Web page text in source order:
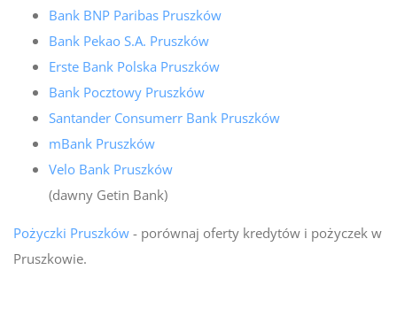
Bank BNP Paribas Pruszków
Bank Pekao S.A. Pruszków
Erste Bank Polska Pruszków
Bank Pocztowy Pruszków
Santander Consumerr Bank Pruszków
mBank Pruszków
Velo Bank Pruszków
(dawny Getin Bank)
Pożyczki Pruszków- porównaj oferty kredytów i pożyczek w
Pruszkowie.